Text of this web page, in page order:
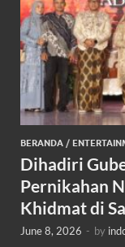
BERANDA /
Dihadiri
Pernikahan
Khidmat di
June 8, 2026 - by